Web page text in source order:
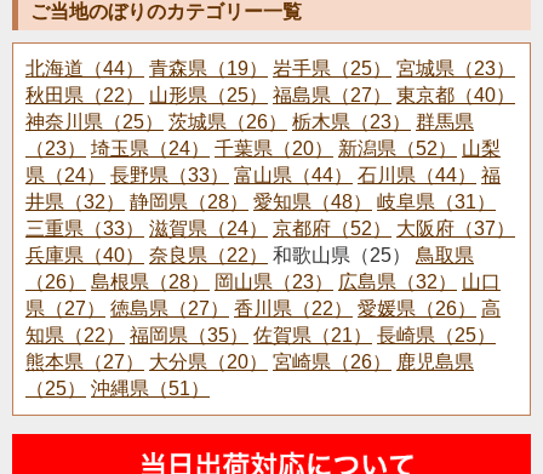
ご当地のぼりのカテゴリー一覧
北海道（44） 青森県（19） 岩手県（25）
宮城県（23）
秋田県（22）
山形県（25） 福島県（27）
東京都（40）
神奈川県（25）
茨城県（26） 栃木県（23）
群馬県
（23）
埼玉県（24） 千葉県（20） 新潟県（52）
山梨
県（24）
長野県（33） 富山県（44） 石川県（44）
福
井県（32）
静岡県（28） 愛知県（48）
岐阜県（31）
三重県（33）
滋賀県（24） 京都府（52）
大阪府（37）
兵庫県（40）
奈良県（22） 和歌山県（25）
鳥取県
（26）
島根県（28） 岡山県（23） 広島県（32）
山口
県（27）
徳島県（27） 香川県（22） 愛媛県（26）
高
知県（22）
福岡県（35） 佐賀県（21）
長崎県（25）
熊本県（27）
大分県（20） 宮崎県（26）
鹿児島県
（25）
沖縄県（51）